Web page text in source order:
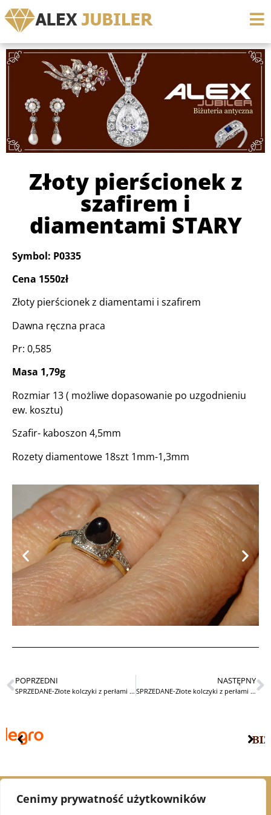
Cenimy prywatność użytkowników
Złoty pierścionek z
szafirem i
diamentami STARY
Symbol: P0335
Cena 1550zł
Złoty pierścionek z diamentami i szafirem
Dawna ręczna praca
Pr: 0,585
Masa 1,79g
Rozmiar 13 ( możliwe dopasowanie po uzgodnieniu
ew. kosztu)
Szafir- kaboszon 4,5mm
Rozety diamentowe 18szt 1mm-1,3mm
POPRZEDNI
SPRZEDANE-Złote kolczyki z perłami i diamentami
NASTĘPNY
SPRZEDANE-Złote kolczyki z perłami Biwa i diamentami
© 2021 Alex Jubiler